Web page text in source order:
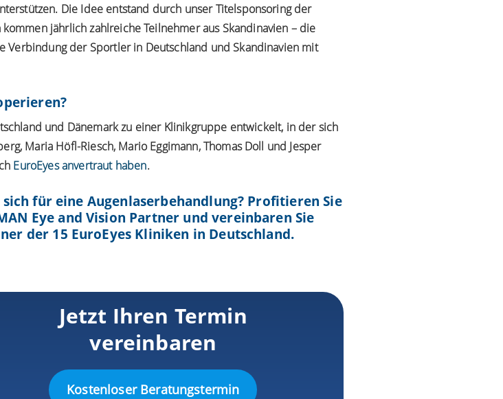
Die Idee entstand durch unser Titelsponsoring der
jährlich zahlreiche Teilnehmer aus Skandinavien – die
Verbindung der Sportler in Deutschland und Skandinavien mit
und Dänemark zu einer Klinikgruppe entwickelt, in der sich
Maria Höfl-Riesch, Mario Eggimann, Thomas Doll und Jesper
EuroEyes anvertraut haben.
für eine Augenlaserbehandlung? Profitieren Sie
Eye and Vision Partner und vereinbaren Sie
der 15 EuroEyes Kliniken in Deutschland.
Jetzt Ihren Termin
vereinbaren
Kostenloser Beratungstermin